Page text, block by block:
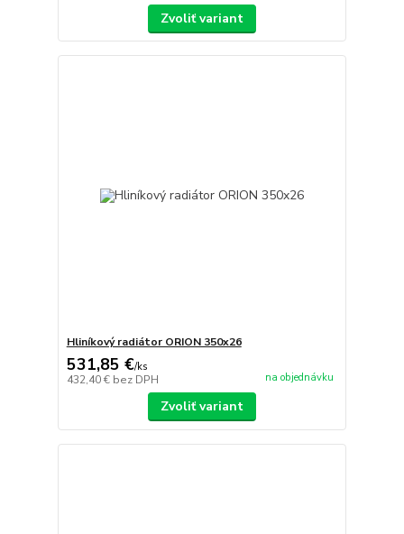
Zvoliť variant
Hliníkový radiátor ORION 350x26
531,85 €/ks
432,40 € bez DPH na objednávku
Zvoliť variant